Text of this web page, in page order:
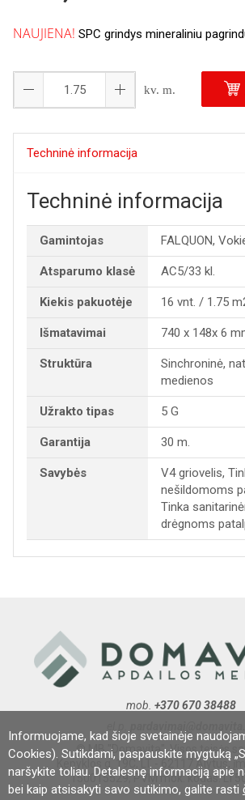
Informuojame, kad šioje svetainėje
Cookies). Sutikdami, paspauskite mygtuką
naršykite toliau. Detalesnę informaciją apie
bei kaip atsisakyti savo sutikimo, galite rasti
NAUJIENA! SPC grindys mineraliniu
kv. m.
Techninė informacija
Techninė informacija
Gamintojas FALQUON,
Atsparumo klasė AC5/33 kl.
Kiekis pakuotėje 16 vnt. / 1.75
Išmatavimai 740 x 148x 6
Struktūra
Sinchroninė,
medienos
Užrakto tipas 5 G
Garantija 30 m.
Savybės
V4 griovelis,
nešildomoms
Tinka
drėgnoms
mob. +370 670 38488
© MB "Domavita". Visos teisės
Kepyklos g. 19C, LT - 62117 Alytus,
150015529, PVM mok. kodas: